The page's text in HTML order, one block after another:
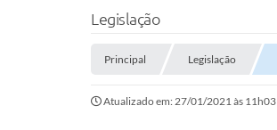
Legislação
Principal Legislação
Atualizado em: 27/01/2021 às 11h03